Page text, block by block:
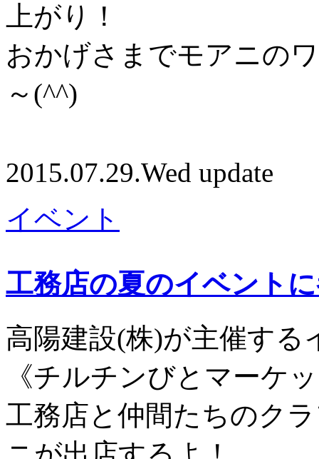
上がり！
おかげさまでモアニの
～(^^)
2015.07.29.Wed update
イベント
工務店の夏のイベント
高陽建設(株)が主催する
《チルチンびとマーケ
工務店と仲間たちのク